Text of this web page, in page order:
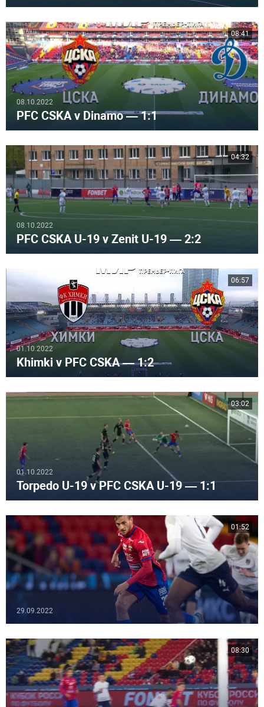
08.10.2022
PFC CSKA v Dinamo — 1:1
08:41
08.10.2022
PFC CSKA U-19 v Zenit U-19 — 2:2
04:32
01.10.2022
Khimki v PFC CSKA — 1:2
06:57
01.10.2022
Torpedo U-19 v PFC CSKA U-19 — 1:1
03:02
29.09.2022
01:52
08:30